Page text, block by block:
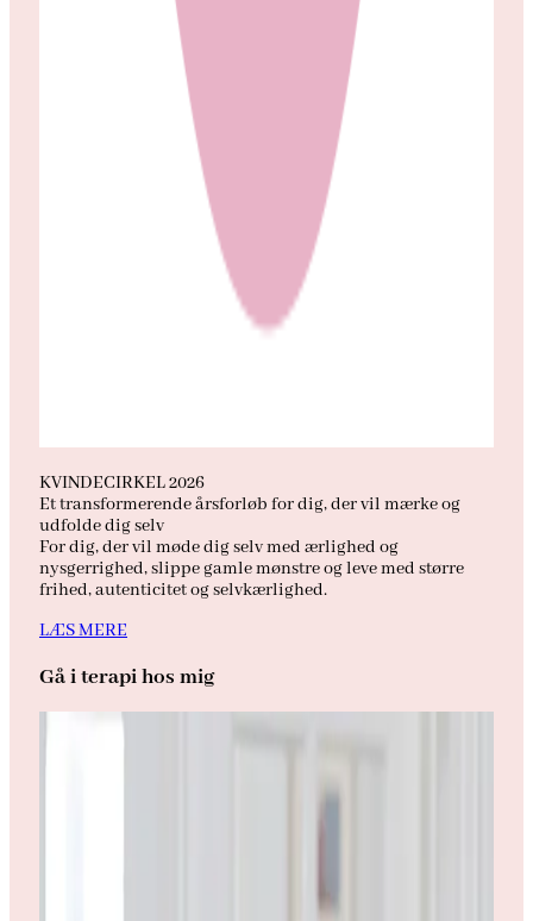
KVINDECIRKEL 2026
Et transformerende årsforløb for dig, der vil mærke og
udfolde dig selv
For dig, der vil møde dig selv med ærlighed og
nysgerrighed, slippe gamle mønstre og leve med større
frihed, autenticitet og selvkærlighed.
LÆS MERE
Gå i terapi hos mig